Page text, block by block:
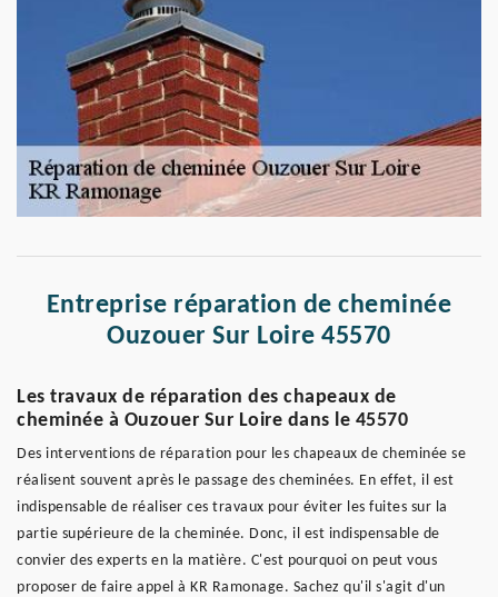
Entreprise réparation de cheminée
Ouzouer Sur Loire 45570
Les travaux de réparation des chapeaux de
cheminée à Ouzouer Sur Loire dans le 45570
Des interventions de réparation pour les chapeaux de cheminée se
réalisent souvent après le passage des cheminées. En effet, il est
indispensable de réaliser ces travaux pour éviter les fuites sur la
partie supérieure de la cheminée. Donc, il est indispensable de
convier des experts en la matière. C'est pourquoi on peut vous
proposer de faire appel à KR Ramonage. Sachez qu'il s'agit d'un